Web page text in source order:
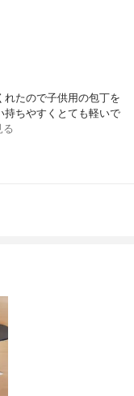
たので子供用の包丁を
持ちやすくとても軽いで
る